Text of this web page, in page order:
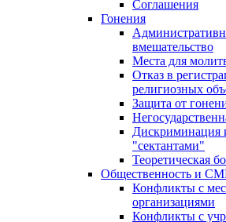
Соглашения
Гонения
вмешательство
Места для
Отказ в
религиозных
Защита от
Дискриминация
"сектантами"
Теоретическая
Общественность и
Конфликты с
организациями
Конфликты с